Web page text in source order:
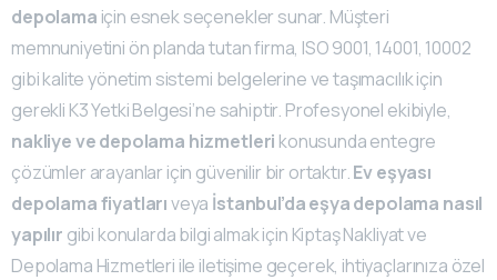
depolama için esnek seçenekler sunar. Müşteri
memnuniyetini ön planda tutan firma, ISO 9001, 14001, 10002
gibi kalite yönetim sistemi belgelerine ve taşımacılık için
gerekli K3 Yetki Belgesi’ne sahiptir. Profesyonel ekibiyle,
nakliye ve depolama hizmetleri konusunda entegre
çözümler arayanlar için güvenilir bir ortaktır.Ev eşyası
depolama fiyatlarıveya İstanbul’da eşya depolama nasıl
yapılır gibi konularda bilgi almak için Kiptaş Nakliyat ve
Depolama Hizmetleri ile iletişime geçerek, ihtiyaçlarınıza özel